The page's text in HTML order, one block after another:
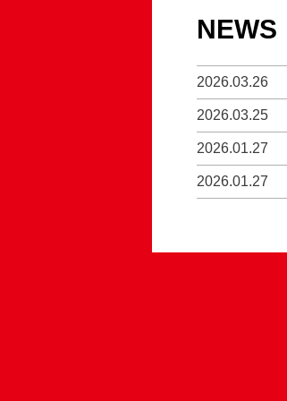
NEWS
2026.03.26
2026.03.25
2026.01.27
2026.01.27